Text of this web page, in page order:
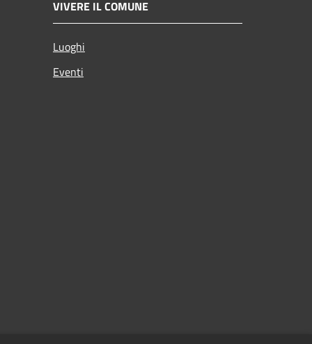
VIVERE IL COMUNE
Luoghi
Eventi